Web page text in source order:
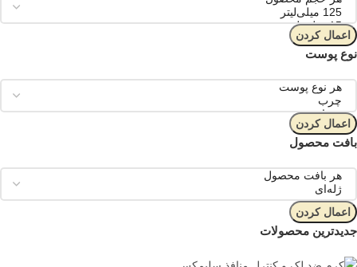
اعمال کردن
نوع پوست
اعمال کردن
بافت محصول
اعمال کردن
جدیدترین محصولات